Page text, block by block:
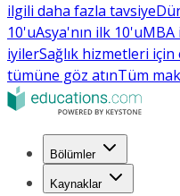
ilgili daha fazla tavsiye
10'uAsya'nın ilk 10'uMBA
iyilerSağlık hizmetleri
tümüne göz atınTüm
Bölümler
Kaynaklar